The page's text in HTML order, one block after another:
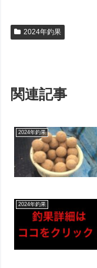
2024年釣果
関連記事
2024年釣果
2024年釣果